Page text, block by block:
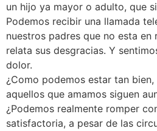
un hijo ya mayor o adulto, que
Podemos recibir una llamada
nuestros padres que no esta en
relata sus desgracias. Y
dolor.
¿Como podemos estar tan
aquellos que amamos siguen
¿Podemos realmente romper
satisfactoria, a pesar de las